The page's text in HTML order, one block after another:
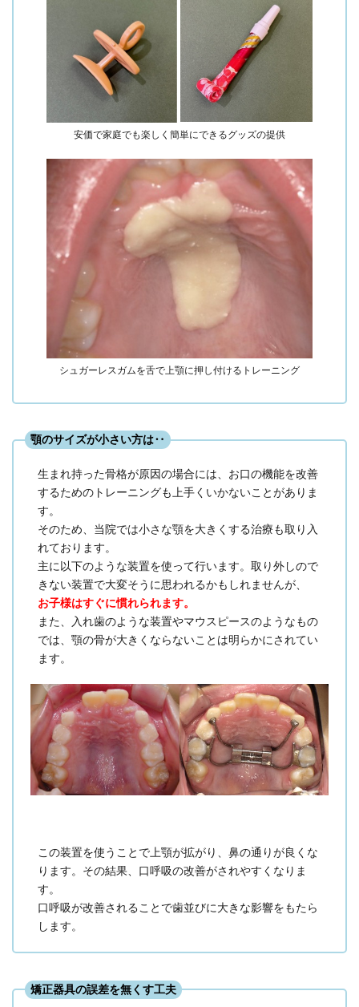
安価で家庭でも楽しく簡単にできるグッズの提供
シュガーレスガムを舌で上顎に押し付けるトレーニング
顎のサイズが小さい方は‥
生まれ持った骨格が原因の場合には、お口の機能を改善
するためのトレーニングも上手くいかないことがありま
す。
そのため、当院では小さな顎を大きくする治療も取り入
れております。
主に以下のような装置を使って行います。取り外しので
きない装置で大変そうに思われるかもしれませんが、
お子様はすぐに慣れられます。
また、入れ歯のような装置やマウスピースのようなもの
では、顎の骨が大きくならないことは明らかにされてい
ます。
この装置を使うことで上顎が拡がり、鼻の通りが良くな
ります。その結果、口呼吸の改善がされやすくなりま
す。
口呼吸が改善されることで歯並びに大きな影響をもたら
します。
矯正器具の誤差を無くす工夫